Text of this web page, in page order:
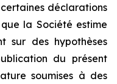
déclarations
la Société estime
sur des hypothèses
du présent
soumises à des